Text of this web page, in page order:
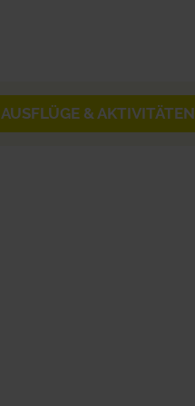
AUSFLÜGE & AKTIVITÄTEN